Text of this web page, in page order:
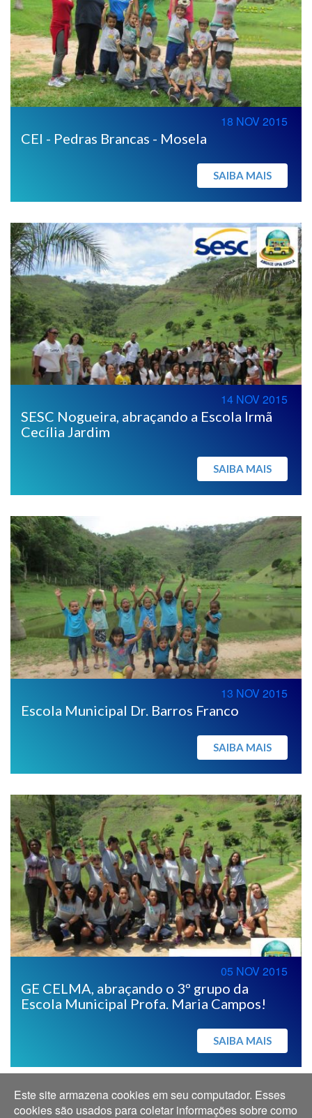
CEI - Pedras Brancas - Mosela
18 NOV 2015
SAIBA MAIS
SESC Nogueira, abraçando a Escola Irmã
Cecília Jardim
14 NOV 2015
SAIBA MAIS
Escola Municipal Dr. Barros Franco
13 NOV 2015
SAIBA MAIS
GE CELMA, abraçando o 3º grupo da
Escola Municipal Profa. Maria Campos!
05 NOV 2015
SAIBA MAIS
Este site armazena cookies em seu computador. Esses
cookies são usados para coletar informações sobre como